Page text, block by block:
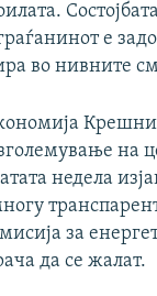
е
во нивните
на
недела
за
да се жалат.